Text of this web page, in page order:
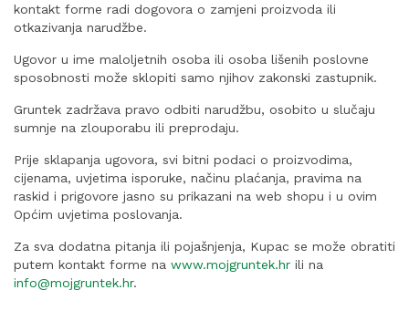
kontakt forme radi dogovora o zamjeni proizvoda ili
otkazivanja narudžbe.
Ugovor u ime maloljetnih osoba ili osoba lišenih poslovne
sposobnosti može sklopiti samo njihov zakonski zastupnik.
Gruntek zadržava pravo odbiti narudžbu, osobito u slučaju
sumnje na zlouporabu ili preprodaju.
Prije sklapanja ugovora, svi bitni podaci o proizvodima,
cijenama, uvjetima isporuke, načinu plaćanja, pravima na
raskid i prigovore jasno su prikazani na web shopu i u ovim
Općim uvjetima poslovanja.
Za sva dodatna pitanja ili pojašnjenja, Kupac se može obratiti
putem kontakt forme na www.mojgruntek.hr ili na
info@mojgruntek.hr.